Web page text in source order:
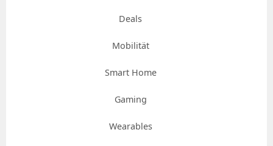
Deals
Mobilität
Smart Home
Gaming
Wearables